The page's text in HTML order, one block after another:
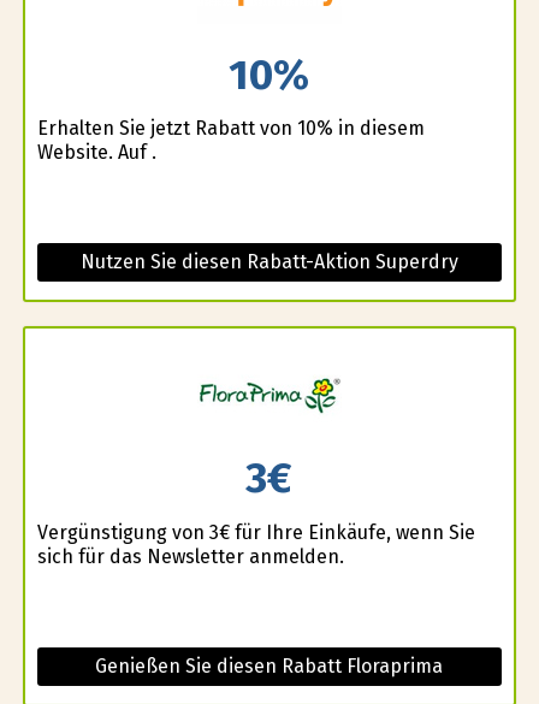
10%
Erhalten Sie jetzt Rabatt von 10% in diesem
Website. Auf .
Nutzen Sie diesen Rabatt-Aktion Superdry
3€
Vergünstigung von 3€ für Ihre Einkäufe, wenn Sie
sich für das Newsletter anmelden.
Genießen Sie diesen Rabatt Floraprima